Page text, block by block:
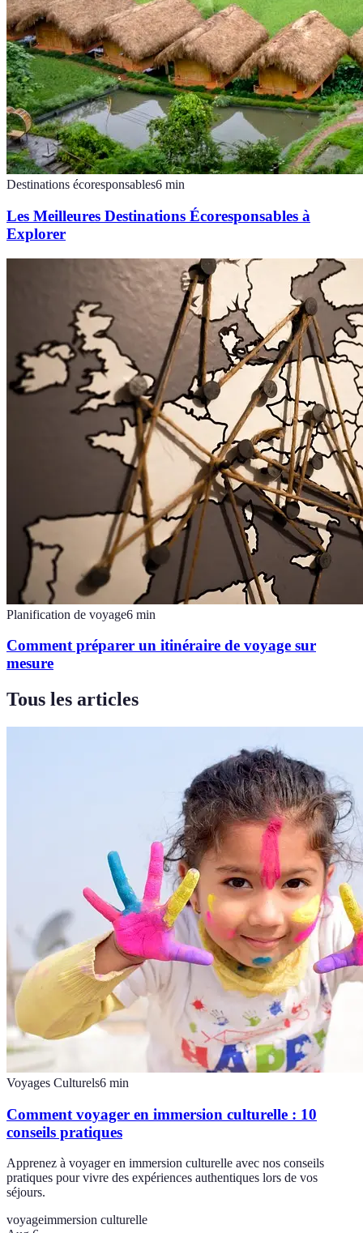
Destinations écoresponsables6 min
Les Meilleures Destinations Écoresponsables à
Explorer
Planification de voyage6 min
Comment préparer un itinéraire de voyage sur
mesure
Tous les articles
Voyages Culturels6 min
Comment voyager en immersion culturelle : 10
conseils pratiques
Apprenez à voyager en immersion culturelle avec nos conseils
pratiques pour vivre des expériences authentiques lors de vos
séjours.
voyageimmersion culturelle